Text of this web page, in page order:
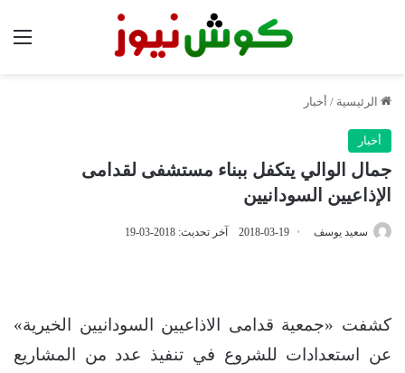
الرئيسية / أخبار
أخبار
جمال الوالي يتكفل ببناء مستشفى لقدامى
الإذاعيين السودانيين
سعيد يوسف 2018-03-19 آخر تحديث: 2018-03-19
كشفت «جمعية قدامى الاذاعيين السودانيين الخيرية»
عن استعدادات للشروع في تنفيذ عدد من المشاريع